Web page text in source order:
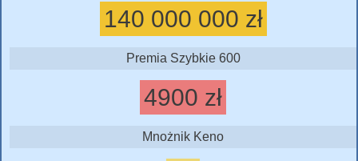
140 000 000 zł
Premia Szybkie 600
4900 zł
Mnożnik Keno